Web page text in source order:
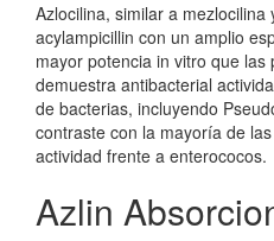
Azlocilina, similar a mezlocilina
acylampicillin con un amplio
mayor potencia in vitro que
demuestra antibacterial
de bacterias, incluyendo
contraste con la mayoría de
actividad frente a enterococos.
Azlin